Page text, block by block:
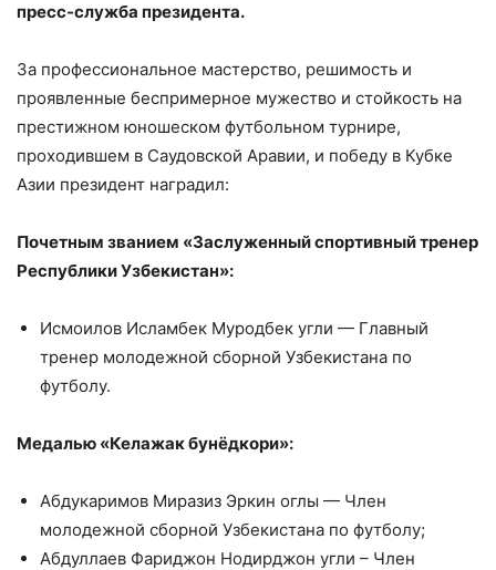
пресс-служба президента.
За профессиональное мастерство, решимость и
проявленные беспримерное мужество и стойкость на
престижном юношеском футбольном турнире,
проходившем в Саудовской Аравии, и победу в Кубке
Азии президент наградил:
Почетным званием «Заслуженный спортивный тренер
Республики Узбекистан»:
Исмоилов Исламбек Муродбек угли — Главный
тренер молодежной сборной Узбекистана по
футболу.
Медалью «Келажак бунёдкори»:
Абдукаримов Миразиз Эркин оглы — Член
молодежной сборной Узбекистана по футболу;
Абдуллаев Фариджон Нодирджон угли – Член